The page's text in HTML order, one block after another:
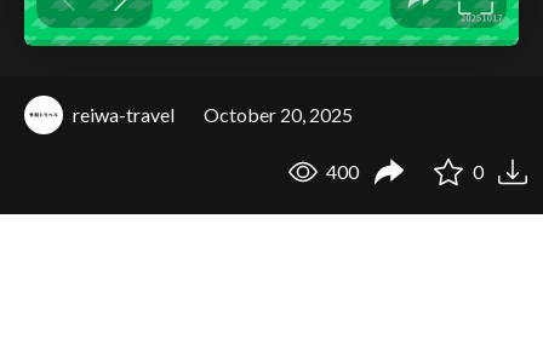
reiwa-travel October 20, 2025
400 0